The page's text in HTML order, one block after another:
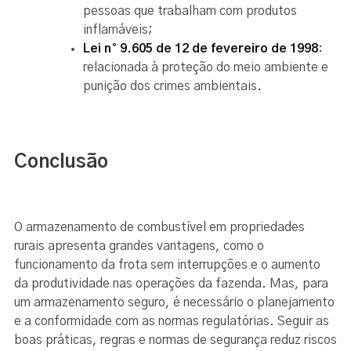
pessoas que trabalham com produtos
inflamáveis;
Lei n° 9.605 de 12 de fevereiro de 1998:
relacionada à proteção do meio ambiente e
punição dos crimes ambientais.
Conclusão
O armazenamento de combustível em propriedades
rurais apresenta grandes vantagens, como o
funcionamento da frota sem interrupções e o aumento
da produtividade nas operações da fazenda. Mas, para
um armazenamento seguro, é necessário o planejamento
e a conformidade com as normas regulatórias. Seguir as
boas práticas, regras e normas de segurança reduz riscos